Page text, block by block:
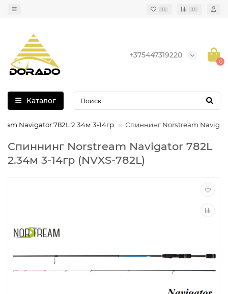
0 0
+375447319220
0
Каталог
Navigator 782L 2.34м 3-14гр Спиннинг Norstream
Спиннинг Norstream Navigator 782L
2.34м 3-14гр (NVXS-782L)